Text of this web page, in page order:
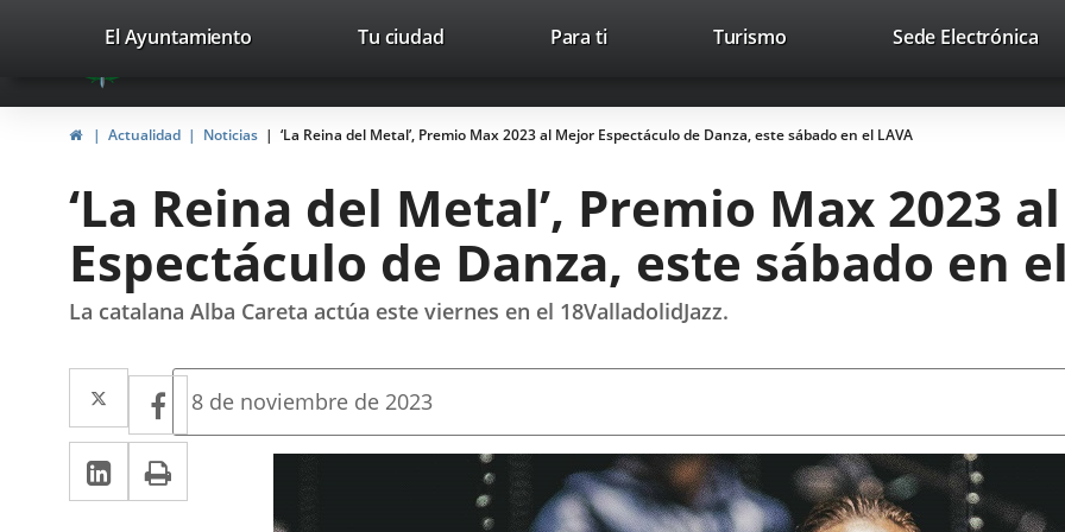
Portal
Web
del
Valladolid
avaTop Trabaja con nosotros Contacto
valladolid.es
El Ayuntamiento Tu ciudad Para ti TurismoEste
abrirá
en
ventana
nueva.
Sede Electrónica
InicioActualidad Noticias ‘La Reina del Metal’, Premio Max 2023 al Mejor Espectáculo de Danza, este sábado en el LAVA
‘La Reina del Metal’, Premio Max 2023
Espectáculo de Danza, este sábado en
La catalana Alba Careta actúa este viernes en el 18ValladolidJazz.
Twitter
Enlace
a
una
aplicación
Facebook
Enlace
a
una
aplicación
LinkedIn
Enlace
a
Imprimir
Fecha
la
8 de noviembre de 2023